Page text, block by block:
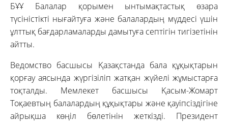
БҰҰ Балалар қорымен ынтымақтастық өзара
түсіністікті нығайтуға және балалардың мүддесі үшін
ұлттық бағдарламаларды дамытуға септігін тигізетінін
айтты.
Ведомство басшысы Қазақстанда бала құқықтарын
қорғау аясында жүргізіліп жатқан жүйелі жұмыстарға
тоқталды. Мемлекет басшысы Қасым-Жомарт
Тоқаевтың балалардың құқықтары және қауіпсіздігіне
айрықша көңіл бөлетінін жеткізді. Президент